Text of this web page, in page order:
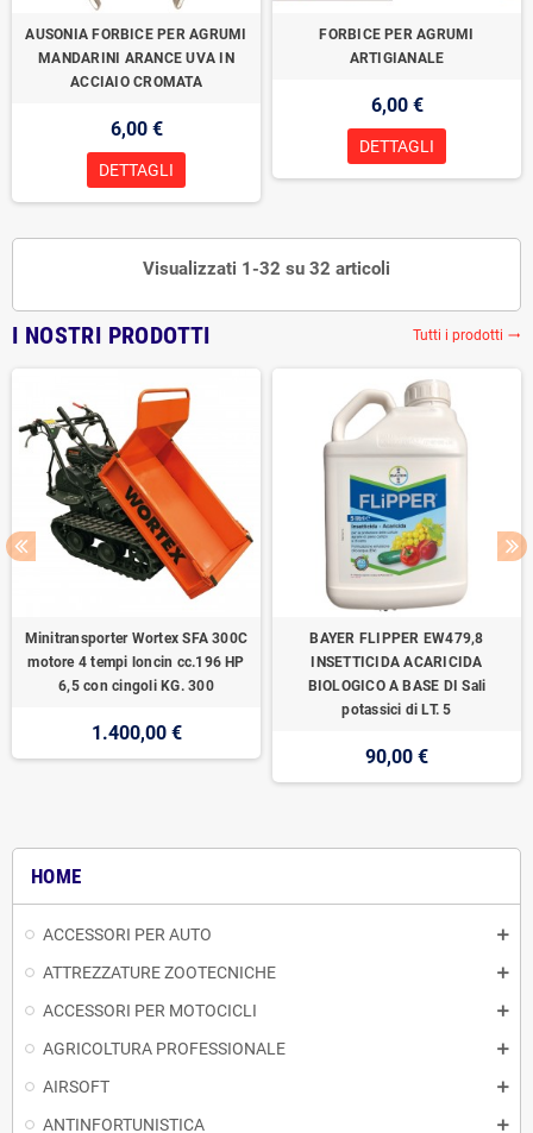
HOME
ACCESSORI PER AUTO
ATTREZZATURE ZOOTECNICHE
ACCESSORI PER MOTOCICLI
AGRICOLTURA PROFESSIONALE
AIRSOFT
ANTINFORTUNISTICA
AUSONIA FORBICE PER AGRUMI
MANDARINI ARANCE UVA IN
ACCIAIO CROMATA
6,00 €
DETTAGLI
FORBICE PER AGRUMI
ARTIGIANALE
6,00 €
DETTAGLI
Visualizzati 1-32 su 32 articoli
I NOSTRI PRODOTTI Tutti i prodotti trending_flat
Minitransporter Wortex SFA 300C
motore 4 tempi loncin cc.196 HP
6,5 con cingoli KG. 300
1.400,00 €
BAYER FLIPPER EW479,8
INSETTICIDA ACARICIDA
BIOLOGICO A BASE DI Sali
potassici di LT. 5
90,00 €